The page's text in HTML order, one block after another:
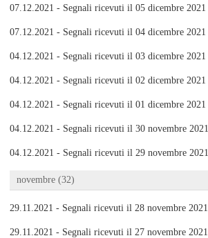
07.12.2021 - Segnali ricevuti il 05 dicembre 2021
07.12.2021 - Segnali ricevuti il 04 dicembre 2021
04.12.2021 - Segnali ricevuti il 03 dicembre 2021
04.12.2021 - Segnali ricevuti il 02 dicembre 2021
04.12.2021 - Segnali ricevuti il 01 dicembre 2021
04.12.2021 - Segnali ricevuti il 30 novembre 2021
04.12.2021 - Segnali ricevuti il 29 novembre 2021
novembre (32)
29.11.2021 - Segnali ricevuti il 28 novembre 2021
29.11.2021 - Segnali ricevuti il 27 novembre 2021